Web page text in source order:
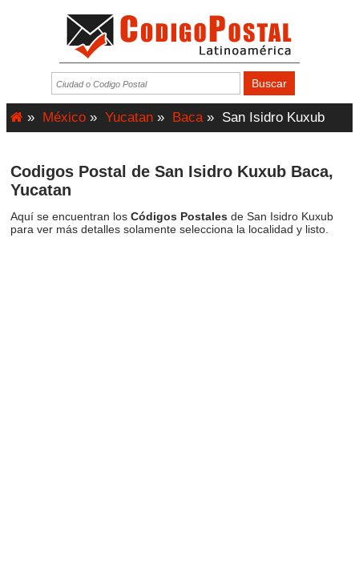
» México » Yucatan » Baca » San Isidro Kuxub
Codigos Postal de San Isidro Kuxub Baca,
Yucatan
Aquí se encuentran los Códigos Postales de San Isidro Kuxub
para ver más detalles solamente selecciona la localidad y listo.